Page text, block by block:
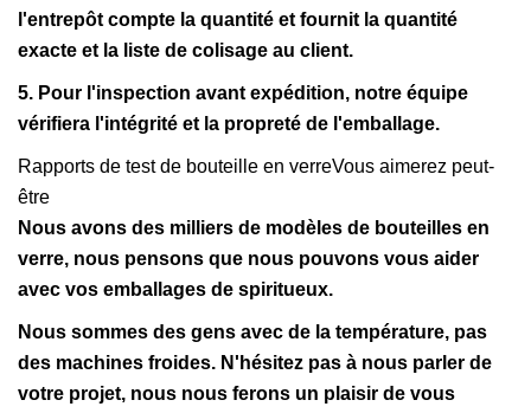
l'entrepôt compte la quantité et fournit la quantité
exacte et la liste de colisage au client.
5. Pour l'inspection avant expédition, notre équipe
vérifiera l'intégrité et la propreté de l'emballage.
Rapports de test de bouteille en verreVous aimerez peut-
être
Nous avons des milliers de modèles de bouteilles en
verre, nous pensons que nous pouvons vous aider
avec vos emballages de spiritueux.
Nous sommes des gens avec de la température, pas
des machines froides. N'hésitez pas à nous parler de
votre projet, nous nous ferons un plaisir de vous